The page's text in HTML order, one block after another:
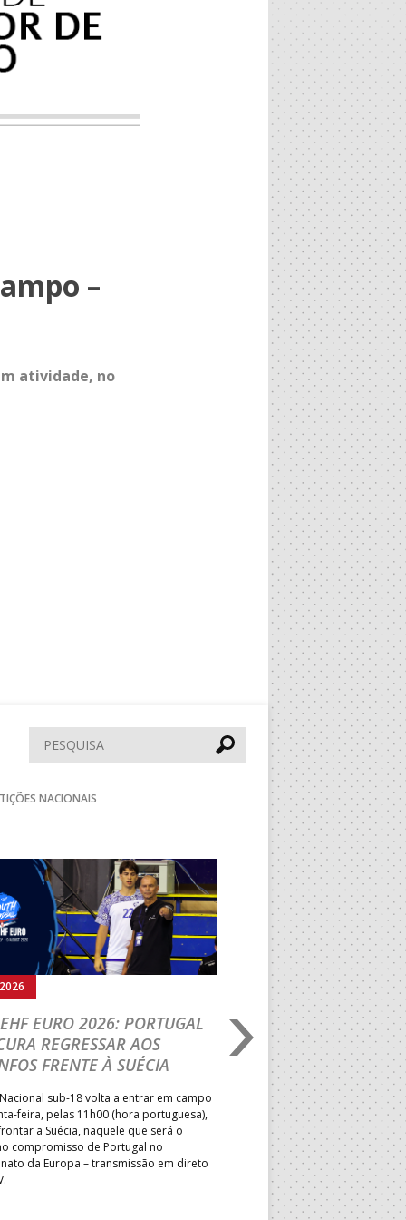
–
atividade, no
Pesquisar
NACIONAIS
EURO 2026: PORTUGAL
REGRESSAR AOS
FRENTE À SUÉCIA
sub-18 volta a entrar em campo
feira, pelas 11h00 (hora portuguesa),
a Suécia, naquele que será o
compromisso de Portugal no
da Europa – transmissão em direto
05.08.2026
IHF W18 WORLD
BRASIL É O
ADVERSÁRIO DA
ELIMINAR DA
Depois do primeiro lugar na
President’s Cup, Portugal
Brasil, esta quinta-feira, no
Jogos de Apuramento entre o
Campeonato do Mundo sub-
Seguinte